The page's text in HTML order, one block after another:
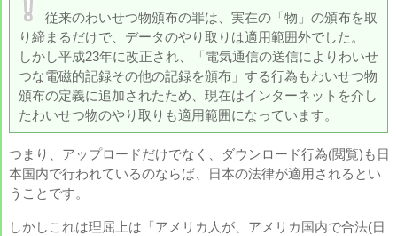
従来のわいせつ物頒布の罪は、実在の「物」の頒布を取
り締まるだけで、データのやり取りは適用範囲外でした。
しかし平成23年に改正され、「電気通信の送信によりわいせ
つな電磁的記録その他の記録を頒布」する行為もわいせつ物
頒布の定義に追加されたため、現在はインターネットを介し
たわいせつ物のやり取りも適用範囲になっています。
つまり、アップロードだけでなく、ダウンロード行為(閲覧)も日
本国内で行われているのならば、日本の法律が適用されるとい
うことです。
しかしこれは理屈上は「アメリカ人が、アメリカ国内で合法(日